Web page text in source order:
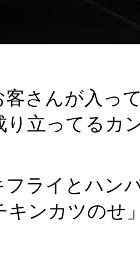
さんが入っ
り立ってるカ
フライとハン
ンカツのせ